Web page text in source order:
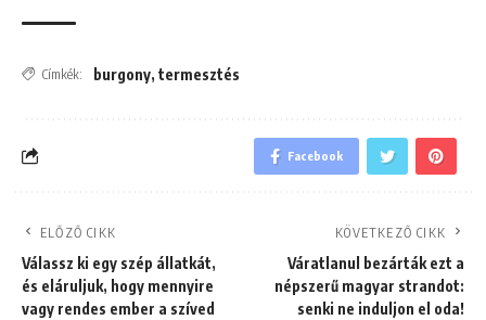
Címkék: burgony, termesztés
Facebook
ELŐZŐ CIKK
Válassz ki egy szép állatkát,
és eláruljuk, hogy mennyire
vagy rendes ember a szíved
KÖVETKEZŐ CIKK
Váratlanul bezárták ezt a
népszerű magyar strandot:
senki ne induljon el oda!